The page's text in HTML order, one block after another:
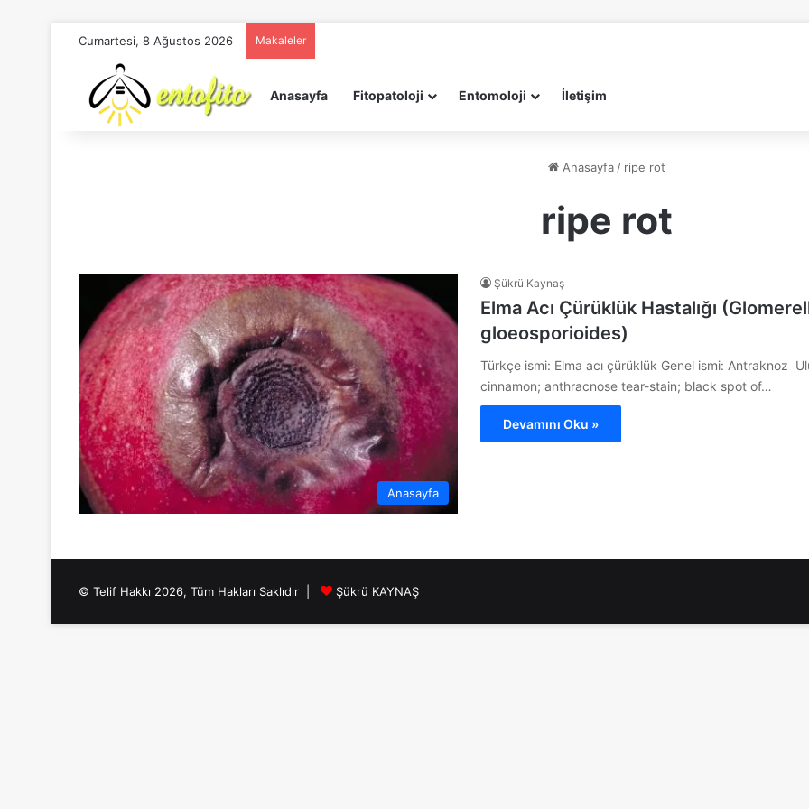
Cumartesi, 8 Ağustos 2026 Makaleler
Anasayfa Fitopatoloji Entomoloji İletişim
Anasayfa / ripe rot
ripe rot
Anasayfa
Şükrü Kaynaş
Elma Acı Çürüklük Hastalığı
gloeosporioides)
Türkçe ismi: Elma acı çürüklük Genel ismi: Antraknoz
cinnamon; anthracnose tear-stain; black spot of…
Devamını Oku »
© Telif Hakkı 2026, Tüm Hakları Saklıdır | Şükrü KAYNAŞ